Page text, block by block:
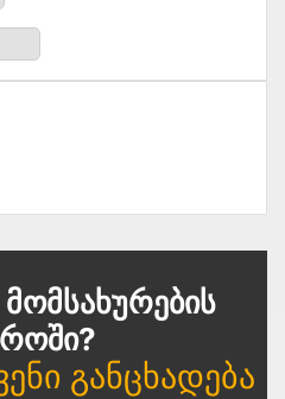
Განცხადება